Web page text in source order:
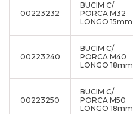
00223232
BUCIM C/
PORCA M32
LONGO 15mm
00223240
BUCIM C/
PORCA M40
LONGO 18mm
00223250
BUCIM C/
PORCA M50
LONGO 18mm